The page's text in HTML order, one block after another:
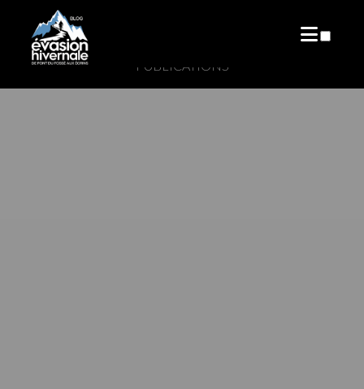
PUBLICATIONS